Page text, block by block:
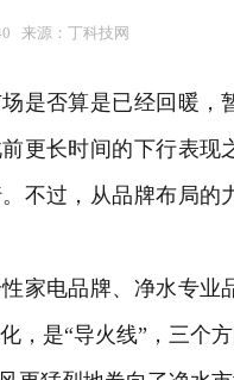
来源：丁科技网
否算是已经回暖，暂
更长时间的下行表现
不过，从品牌布局的
电品牌、净水专业
，是“导火线”，三个